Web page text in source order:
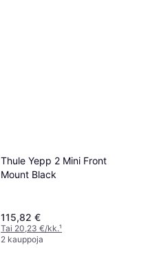
Thule Yepp 2 Mini Front
Mount Black
115,82 €
Tai 20,23 €/kk.¹
2 kauppoja